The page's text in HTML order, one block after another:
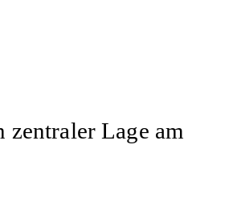
zentraler Lage am